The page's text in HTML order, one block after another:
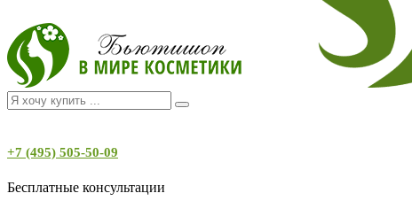
+7 (495) 505-50-09
Бесплатные консультации